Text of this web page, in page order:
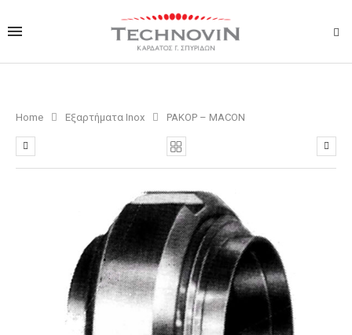
Home Εξαρτήματα Inox ΡΑΚΟΡ – ΜΑCON